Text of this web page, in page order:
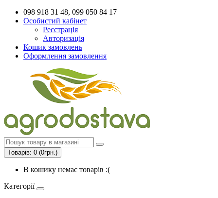
098 918 31 48, 099 050 84 17
Особистий кабінет
Реєстрація
Авторизація
Кошик замовлень
Оформлення замовлення
Товарів: 0 (0грн.)
В кошику немає товарів :(
Категорії